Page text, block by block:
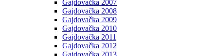
Gajdovačka 2007
Gajdovačka 2008
Gajdovačka 2009
Gajdovačka 2010
Gajdovačka 2011
Gajdovačka 2012
Gajdovačka 2013